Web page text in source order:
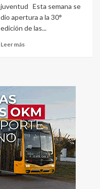
juventud Esta semana se
dio apertura a la 30°
edición de las...
Leer más